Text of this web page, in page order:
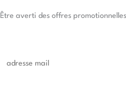
Être averti des offres